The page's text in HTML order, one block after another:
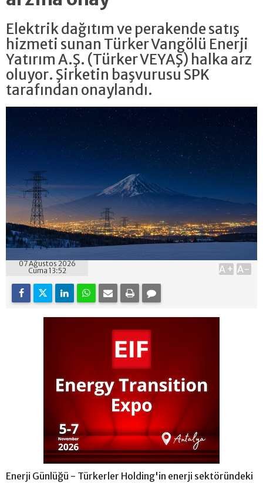
Elektrik dağıtım ve perakende satış
hizmeti sunan Türker Vangölü Enerji
Yatırım A.Ş. (Türker VEYAŞ) halka arz
oluyor. Şirketin başvurusu SPK
tarafından onaylandı.
07 Ağustos 2026
Cuma 13:52
A+ A-
Enerji Günlüğü - Türkerler Holding'in enerji sektöründeki